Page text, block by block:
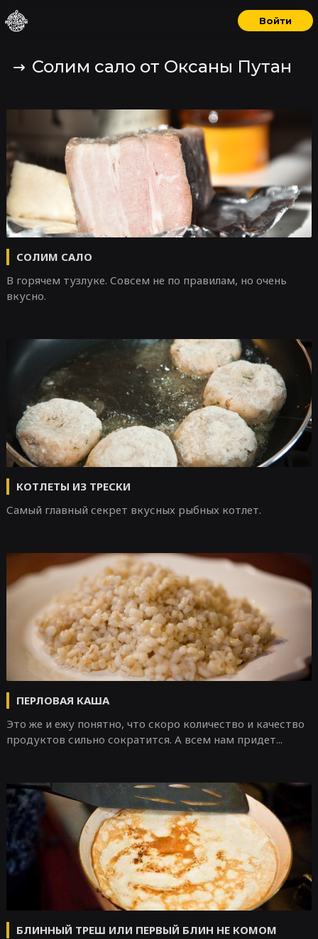
Войти
Солим сало от Оксаны Путан
СОЛИМ САЛО
В горячем тузлуке. Совсем не по правилам, но очень
вкусно.
КОТЛЕТЫ ИЗ ТРЕСКИ
Самый главный секрет вкусных рыбных котлет.
ПЕРЛОВАЯ КАША
Это же и ежу понятно, что скоро количество и качество
продуктов сильно сократится. А всем нам придет...
БЛИННЫЙ ТРЕШ ИЛИ ПЕРВЫЙ БЛИН НЕ КОМОМ